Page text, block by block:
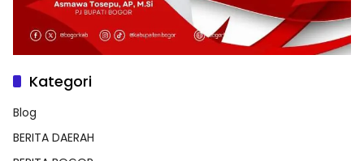
Kategori
Blog
BERITA DAERAH